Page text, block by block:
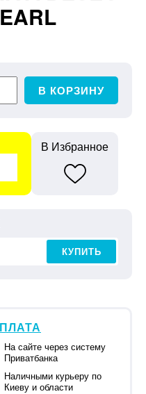
В КОРЗИНУ
В Избранное
КУПИТЬ
На сайте через систему
Приватбанка
Наличными курьеру по
Киеву и области